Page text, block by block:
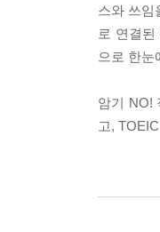
스와 쓰임
로 연결된
으로 한눈
암기 NO!
고,